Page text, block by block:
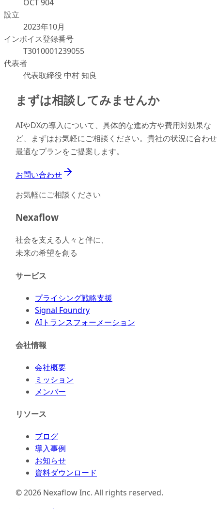
OCT 904
設立
2023年10月
インボイス登録番号
T3010001239055
代表者
代表取締役 中村 知良
まずは相談してみませんか
AIやDXの導入について、具体的な進め方や費用対効果な
ど、まずはお気軽にご相談ください。貴社の状況に合わ
最適なプランをご提案します。
お問い合わせ
お気軽にご相談ください
Nexaflow
社会を支える人々と伴に、
未来の希望を創る
サービス
プライシング戦略支援
Signal Foundry
AIトランスフォーメーション
会社情報
会社概要
ミッション
メンバー
リソース
ブログ
導入事例
お知らせ
資料ダウンロード
©2026 Nexaflow Inc. All rights reserved.